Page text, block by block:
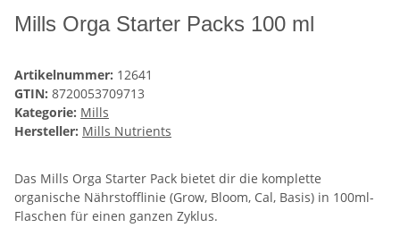
Mills Orga Starter Packs 100 ml
Artikelnummer: 12641
GTIN: 8720053709713
Kategorie: Mills
Hersteller: Mills Nutrients
Das Mills Orga Starter Pack bietet dir die komplette
organische Nährstofflinie (Grow, Bloom, Cal, Basis) in 100ml-
Flaschen für einen ganzen Zyklus.